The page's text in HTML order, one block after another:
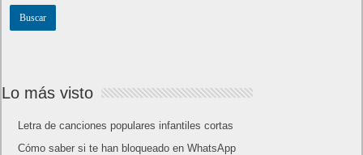
Lo más visto
Letra de canciones populares infantiles cortas
Cómo saber si te han bloqueado en WhatsApp